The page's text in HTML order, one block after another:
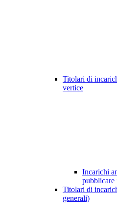
Titolari di
vertice
Incarichi
pubblicare
Titolari di
generali)